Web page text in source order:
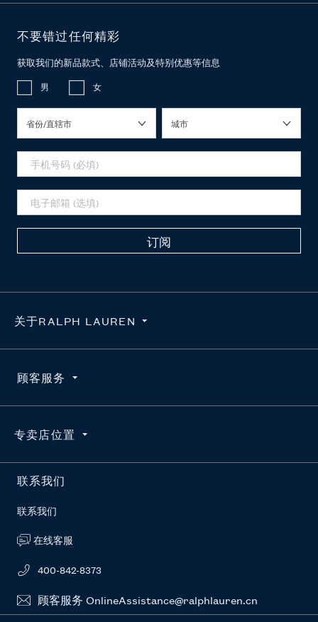
关于RALPH LAUREN
隐私政策
使用条款
求职咨询
维护真品
官方授权平台
顾客服务
订单查询
配送
退货
专卖店位置
按地区搜索
联系我们
联系我们
在线客服
400-842-8373
顾客服务 OnlineAssistance@ralphlauren.cn
不要错过任何精彩
获取我们的新品款式、店铺活动及特别优惠等信息
男 女
省份/直辖市 城市
订阅